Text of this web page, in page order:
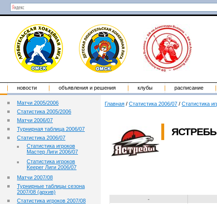
новости объявления и решения клубы расписание
Матчи 2005/2006
Статистика 2005/2006
Матчи 2006/07
Турнирная таблица 2006/07
Статистика 2006/07
Статистика игроков
Мастер Лиги 2006/07
Статистика игроков
Keeper Лиги 2006/07
Матчи 2007/08
Турнирные таблицы сезона
2007/08 (архив)
Статистика игроков 2007/08
Главная / Статистика 2006/07 / Статистика
-